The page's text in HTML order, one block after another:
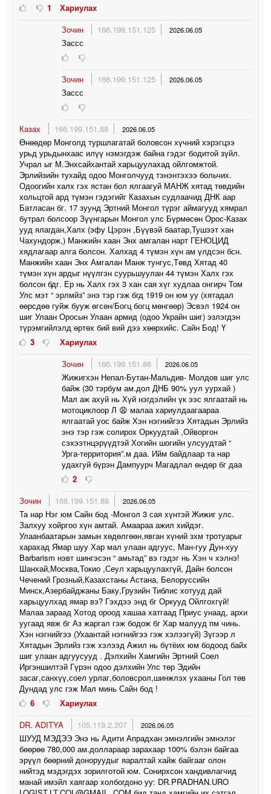
1
Хариулах
Зочин
166.199.151.125 2026.06.05
Зассс
Зочин 166.199.151.125 2026.06.05
Зассс
Казах 166.199.151.88 2026.06.05
Өнөөдөр Монголд туршлагатай боловсон хүчний хэрэгцээ
урьд урьдынхаас илүү нэмэгдэж байна гэдэг бодитой зүйл.
Учрал ыг М.Энхсайхантай харьцуулахад ойлгомжтой.
Эрлийзийн тухайд одоо Монголчууд тэнэнтэхээ больчих.
Одоогийн халх гэх ястан бол ялгаагуй МАНЖ хятад төвдийн
хольцтой ард түмэн гэдэгийг Казахын судлаачид ДНК аар
Батласан бг. 17 зуунд Эртний Монгол түрэг аймагууд хямрал
бутрал болсоор Зүүнгарын Монгол улс Бүрмөсөн Орос-Казах
ууд ялагдан,Халх (эфу Цэрэн ,Бүүвэй баатар,Тушээт хан
Чахундорж,) Манжийн хаан Энх амгалан нарт ГЕНОЦИД
хядлагаар алга болсон. Халхад 4 түмэн хүн ам үлдсэн бсн.
Манжийн хаан Энх Амгалан Манж тунгус,Төвд Хятад 40
түмэн хүн ардыг нүүлгэн суурьшуулан 44 түмэн Халх гэх
болсон бдг. Ер нь Халх гэх 3 хан сая хүг худлаа онгирч Том
Улс мэт “ эрлмйз” энэ тэр гэж бгд 1919 он юм уу (хятадал
өөрсдөө гуйж бууж өгсөн/Богц богц мөнгөөр) Эсвэл 1924 он
шиг Улаан Оросын Улаан армид (одоо Украйн шиг) эзлэгдэн
түрэмгийлэлд өртөх бий вий дээ хөөрхийс. Сайн Бод! Ү
3
Хариулах
Зочин
166.199.151.88 2026.06.05
Жижигхэн Непал-Бутан-Мальдив- Молдов шиг улс
байж (30 тэрбум ам.дол ДНБ 90% уул уурхай )
Мал аж ахуй нь Хүй нэгдэлийн үк ээс ялгаатай нь
мотоциклоор Л 😩 малаа хариулдаагаараа
ялгаатай уос байж Хэн нэгнийгээ Хятадын Эрлийз
энэ тэр гэж солирох Оркуудтай ,Ойворгон
сэхээтнцэрүүдтэй Хогийн шогийн улсуудтай “
Урга-территория”.м даа. Ийм байдлаар та нар
удахгуй бүрэн Дампуурч Магадлал өндөр бг даа
2
Зочин
166.199.151.88 2026.06.05
Та нар Нэг юм Сайн бод -Монгол 3 сая хүнтэй Жижиг улс.
Залхуу хойргоо хүн амтай. Амаараа ажил хийдэг.
Улаанбаатарын замын хөдөлгөөн,явган хүний зхм тротуарыг
харахад Ямар шуу Хар мал улаан адгуус, Ман-гуу Дун-хуу
Barbarism нэвт шингэсэн “ амьтад” вэ гэдэг нь Хэн ч хэлнэ!
Шанхай,Москва,Токио ,Сеул харьцуулахгүй, Дайн болсон
Чечений Грозный,Казахстаны Астана, Белоруссийн
Минск,Азербайджаны Баку,Грузийн Тиблис хотууд дай
харьцуулхад ямар вэ? Гэхдээ энд бг Оркууд Ойлгохгүй!
Малаа зараад Хотод ороод хашаа хатгаад Приус унаад, архи
уугаад явж бг Аз жаргал гэж бодож бг Хар малууд пм чинь.
Хэн нэгнийгээ (Ухаантай нэгнийгээ гэж хэлээгүй) Зүгээр л
Хятадын Эрлийз гэж хэлээд Ажил нь бүтёих юм бодоод байх
шиг улаан адгуусууд . Дэлхийн Хамгийн Эртний Соел
Иргэншилтэй Гүрэн одоо дэлхийн Улс төр Эдийн
засаг,санхүү,соел урлаг,боловсрол,шинжлэх ухааны Гол төв
Дундад улс гэж Мал минь Сайн бод !
6
Хариулах
DR. ADITYA
105.119.2.207 2026.06.05
ШУУД МЭДЭЭ Энэ нь Адити Апрадхан эмнэлгийн эмнэлэг
бөөрөө 780,000 ам.доллараар зарахаар 100% бэлэн байгаа
эрүүл бөөрний доноруудыг яаралтай хайж байгааг олон
нийтэд мэдэгдэх зорилготой юм. Сонирхсон хандивлагчид
манай имэйл хаягаар холбогдоно уу: DR.PRADHAN.URO